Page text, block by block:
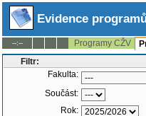
Evidence
--:-- Programy CŽV
Filtr:
Fakulta:
Součást:
Rok: